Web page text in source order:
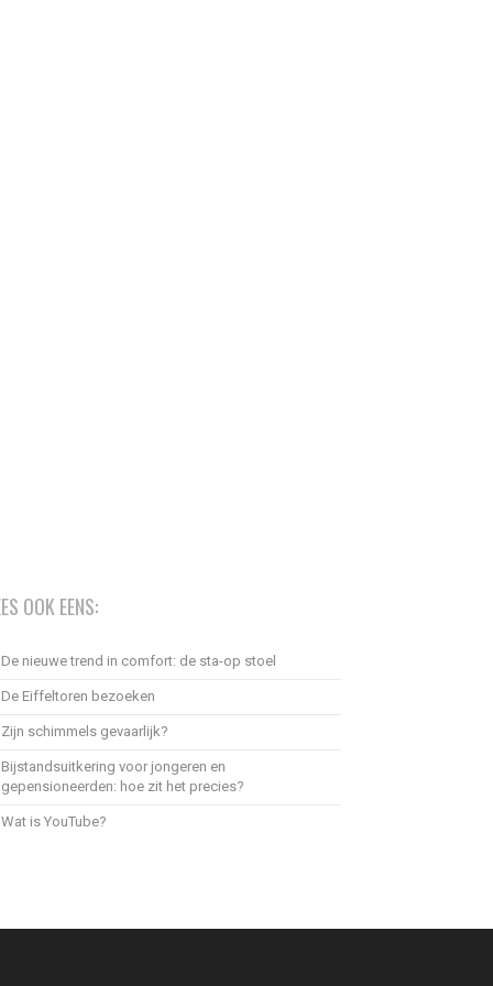
OOK EENS:
De nieuwe trend in comfort: de sta-op stoel
De Eiffeltoren bezoeken
Zijn schimmels gevaarlijk?
Bijstandsuitkering voor jongeren en
gepensioneerden: hoe zit het precies?
Wat is YouTube?